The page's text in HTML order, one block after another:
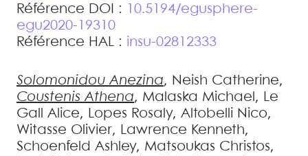
Référence DOI :
10.5194/egusphere-
egu2020-19310
Référence HAL : insu-02812333
Solomonidou Anezina, Neish Catherine,
Coustenis Athena, Malaska Michael , Le
Gall
Alice, Lopes Rosaly, Altobelli Nico,
Witasse Olivier, Lawrence Kenneth,
Schoenfeld Ashley, Matsoukas Christos,